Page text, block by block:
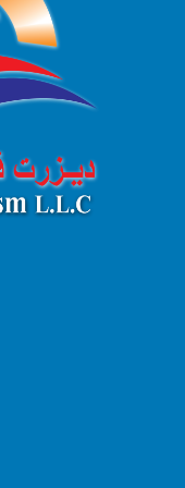
avec
dunes rouges
avec